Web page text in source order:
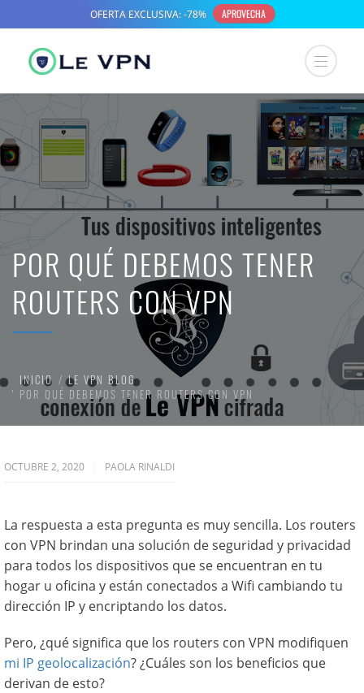
POR QUÉ DEBEMOS TENER
ROUTERS CON VPN
INICIO
LE VPN BLOG
POR QUÉ DEBEMOS TENER ROUTERS CON VPN
OCTUBRE 2, 2020 PAOLA RINALDI
La respuesta a esta pregunta es muy sencilla. Los routers
con VPN brindan una solución de seguridad y privacidad
para todos los dispositivos que se encuentran en tu
hogar u oficina y están conectados a Wifi cambiando tu
dirección IP y encriptando los datos.
Pero, ¿qué significa que los routers con VPN modifiquen
mi IP geolocalización? ¿Cuáles son los beneficios que
derivan de esto?